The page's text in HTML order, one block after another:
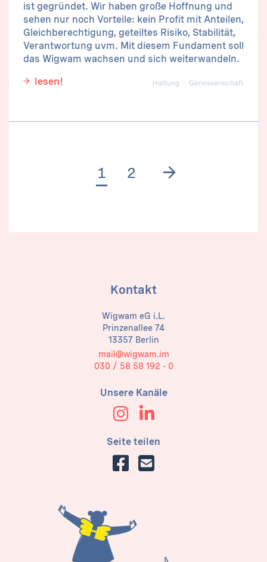
ist gegründet. Wir haben große Hoffnung und
sehen nur noch Vorteile: kein Profit mit Anteilen,
Gleichberechtigung, geteiltes Risiko, Stabilität,
Verantwortung uvm. Mit diesem Fundament soll
das Wigwam wachsen und sich weiterwandeln.
lesen!
Genossenschaft
Haltung
1 2 Next page
Kontakt
Wigwam eG i.L.
Prinzenallee 74
13357 Berlin
mail@wigwam.im
030 / 58 58 192 - 0
Unsere Kanäle
Seite teilen